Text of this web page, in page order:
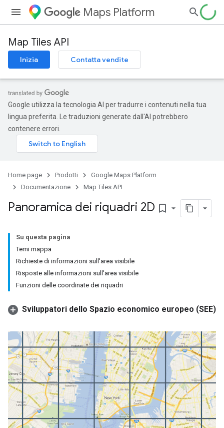
Maps Platform
Map Tiles API
Inizia Contatta vendite
Google utilizza la tecnologia AI per tradurre i contenuti nella tua
lingua preferita. Le traduzioni generate dall'AI potrebbero
contenere errori.
Home page Prodotti
Google Maps Platform
Documentazione
Map Tiles API
Panoramica dei riquadri 2D bookmark_border
Su questa pagina
Temi mappa
Richieste di informazioni sull'area visibile
Risposte alle informazioni sull'area visibile
Funzioni delle coordinate dei riquadri
Sviluppatori dello Spazio economico europeo (SEE)